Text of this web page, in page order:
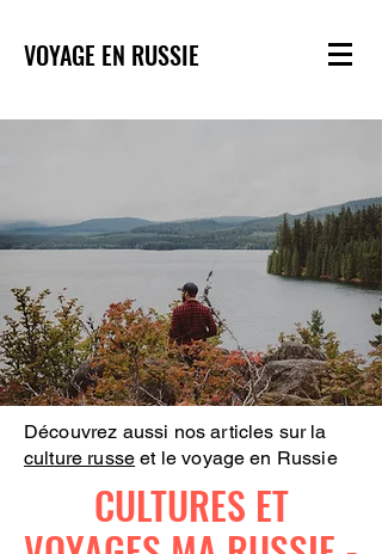
VOYAGE EN RUSSIE
Découvrez aussi nos articles sur la
culture russe et le voyage en Russie
CULTURES ET